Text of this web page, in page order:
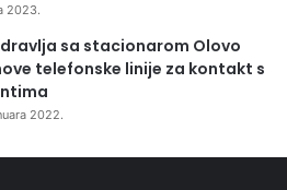
2023.
sa stacionarom Olovo
telefonske linije za kontakt s
2022.